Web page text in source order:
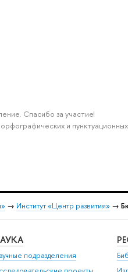
Спасибо за участие!
и
→ Институт «Центр развития» →
подразделения